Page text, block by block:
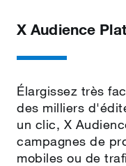
X Audience
Élargissez très
des milliers
un clic, X
campagnes de
mobiles ou de